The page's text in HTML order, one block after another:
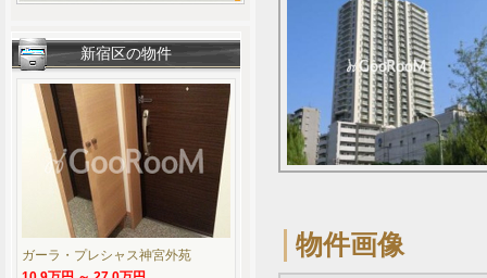
物件画像
新宿区の物件
ガーラ・プレシャス神宮外苑